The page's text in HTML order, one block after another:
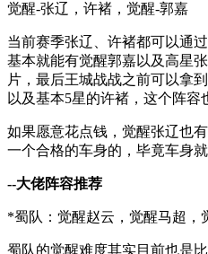
觉醒-张辽，许褚，觉醒-郭嘉
当前赛季张辽、许褚都可以通
基本就能有觉醒郭嘉以及高星
片，最后王城战战之前可以拿
以及基本5星的许褚，这个阵容
如果愿意花点钱，觉醒张辽也
一个合格的车身的，毕竟车身
--大佬阵容推荐
*蜀队：觉醒赵云，觉醒马超，
蜀队的觉醒难度其实目前也是